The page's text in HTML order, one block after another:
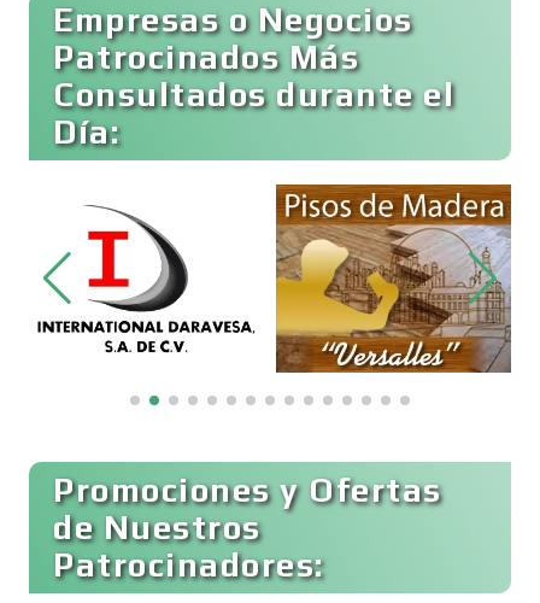
Cajas de Ahorro
Cámaras de Comercio
Camiones para Fletes
Cancelería de Aluminio
Capacitación
Carnicerías
Carpinterías
Empresas o Negocios
Patrocinados Más
Consultados durante el
Día:
Promociones y Ofertas
de Nuestros
Patrocinadores: